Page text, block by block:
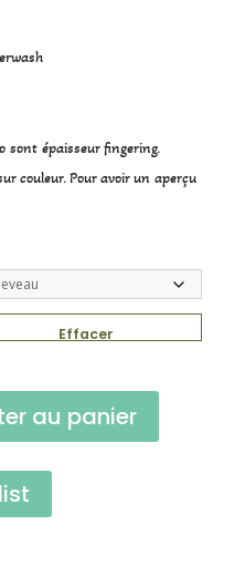
sont épaisseur fingering.
couleur. Pour avoir un aperçu
Effacer
au panier